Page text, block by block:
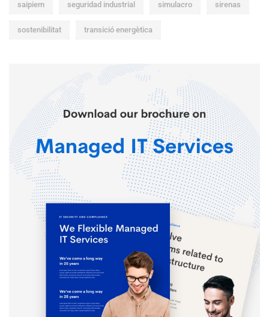
saipiem seguridad industrial simulacro sirenas
sostenibilitat transició energètica